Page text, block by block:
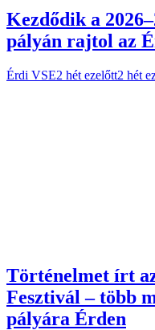
Kezdődik a
pályán rajtol az
Érdi VSE2 hét ezelőtt2 hét
Történelmet írt
Fesztivál – több
pályára Érden